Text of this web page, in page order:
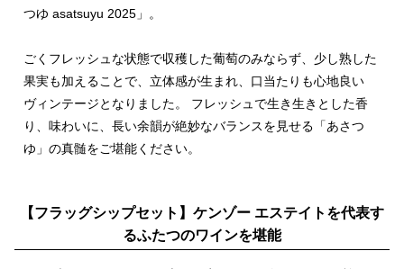
つゆ asatsuyu 2025」。
ごくフレッシュな状態で収穫した葡萄のみならず、少し熟した
果実も加えることで、立体感が生まれ、口当たりも心地良い
ヴィンテージとなりました。 フレッシュで生き生きとした香
り、味わいに、長い余韻が絶妙なバランスを見せる「あさつ
ゆ」の真髄をご堪能ください。
【フラッグシップセット】ケンゾー エステイトを代表す
るふたつのワインを堪能